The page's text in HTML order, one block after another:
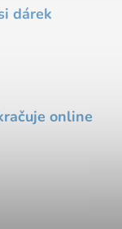
dárek
online